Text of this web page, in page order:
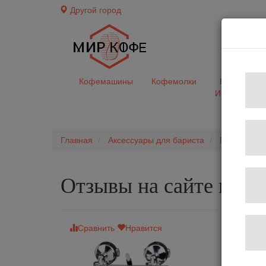
Другой город
Кофемашины Кофемолки
Кофе&Чай
Ингредиенты
Главная Аксессуары для бариста Подставки
Отзывы на сайте
Сравнить Нравится